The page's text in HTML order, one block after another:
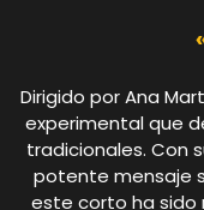
Dirigido por Ana
experimental que
tradicionales. Con
potente mensaje
este corto ha sido